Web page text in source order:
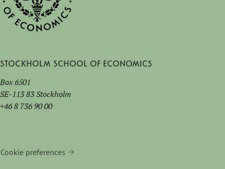
Stockholm School of Economics
Box 6501
SE-113 83 Stockholm
+46 8 736 90 00
Cookie preferences